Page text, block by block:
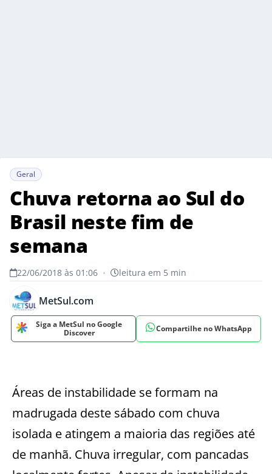
Geral
Chuva retorna ao Sul do
Brasil neste fim de
semana
22/06/2018 às 01:06 • leitura em 5 min
MetSul.com
Siga a MetSul no Google
Discover
Compartilhe no WhatsApp
Áreas de instabilidade se formam na
madrugada deste sábado com chuva
isolada e atingem a maioria das regiões até
de manhã. Chuva irregular, com pancadas